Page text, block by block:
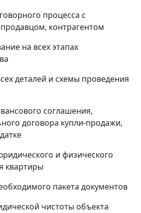
процесса с
контрагентом
на всех этапах
деталей и схемы проведения
соглашения,
договора купли-продажи,
и физического
квартиры
пакета документов
чистоты объекта